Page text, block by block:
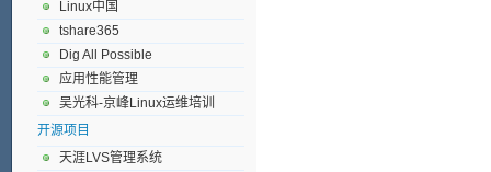
Linux中国
tshare365
Dig All Possible
应用性能管理
吴光科-京峰Linux运维培训
开源项目
天涯LVS管理系统